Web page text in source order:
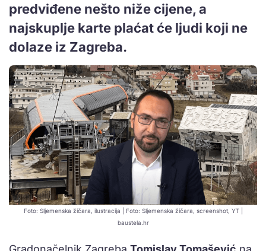
predviđene nešto niže cijene, a
najskuplje karte plaćat će ljudi koji ne
dolaze iz Zagreba.
Foto: Sljemenska žičara, ilustracija | Foto: Sljemenska žičara, screenshot, YT |
baustela.hr